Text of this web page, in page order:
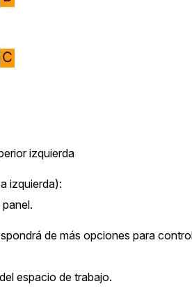
de 50
y más
izquierda
izquierda):
de más opciones para
espacio de trabajo.